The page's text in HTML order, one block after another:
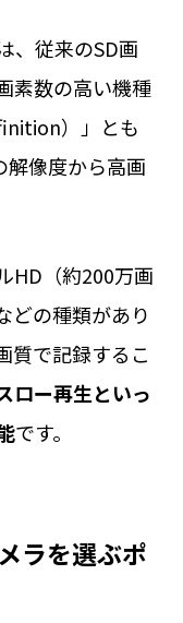
、従来のSD画
素数の高い機種
）」とも
解像度から高画
HD（約200万画
どの種類があり
質で記録するこ
ロー再生といっ
です。
ラを選ぶポ